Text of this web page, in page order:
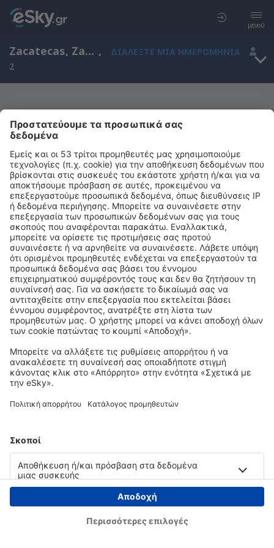
μενού
Zacatecas, Zacatecas, Μεξικό ,
ΔΙΑΛΈΞΤΕ ΜΙΑ ΗΜΕΡΟΜΗΝΊΑ
2
Μας συγχωρείτε, δεν υπάρχουν
αποτελέσματα για την αναζήτησή σας
Προσπαθήστε να κάνετε αναζήτηση με διαφορετικά κριτήρια
Copyright © eSky.gr. Με την επιφύλαξη παντός νομίμου δικαιώματος.